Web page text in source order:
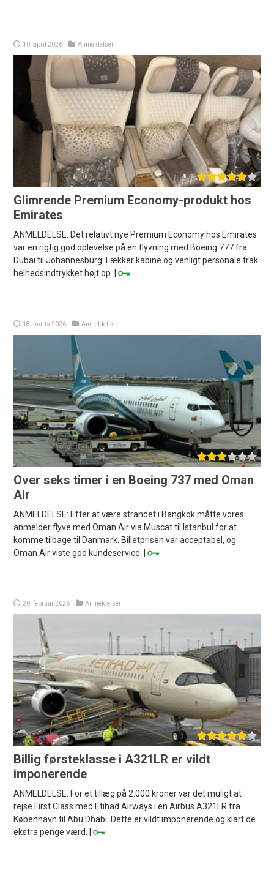
10. april 2026 Anmeldelser
Glimrende Premium Economy-produkt hos
Emirates
ANMELDELSE: Det relativt nye Premium Economy hos Emirates
var en rigtig god oplevelse på en flyvning med Boeing 777 fra
Dubai til Johannesburg. Lækker kabine og venligt personale trak
helhedsindtrykket højt op. |
18. marts 2026 Anmeldelser
Over seks timer i en Boeing 737 med Oman
Air
ANMELDELSE: Efter at være strandet i Bangkok måtte vores
anmelder flyve med Oman Air via Muscat til Istanbul for at
komme tilbage til Danmark. Billetprisen var acceptabel, og
Oman Air viste god kundeservice. |
20. februar 2026 Anmeldelser
Billig førsteklasse i A321LR er vildt
imponerende
ANMELDELSE: For et tillæg på 2.000 kroner var det muligt at
rejse First Class med Etihad Airways i en Airbus A321LR fra
København til Abu Dhabi. Dette er vildt imponerende og klart de
ekstra penge værd. |